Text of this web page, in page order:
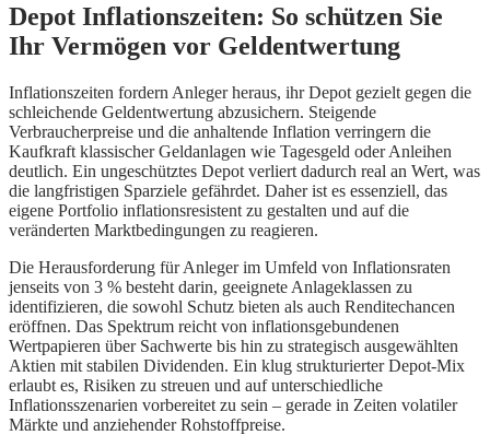
Depot Inflationszeiten: So schützen Sie
Ihr Vermögen vor Geldentwertung
Inflationszeiten fordern Anleger heraus, ihr Depot gezielt gegen die
schleichende Geldentwertung abzusichern. Steigende
Verbraucherpreise und die anhaltende Inflation verringern die
Kaufkraft klassischer Geldanlagen wie Tagesgeld oder Anleihen
deutlich. Ein ungeschütztes Depot verliert dadurch real an Wert, was
die langfristigen Sparziele gefährdet. Daher ist es essenziell, das
eigene Portfolio inflationsresistent zu gestalten und auf die
veränderten Marktbedingungen zu reagieren.
Die Herausforderung für Anleger im Umfeld von Inflationsraten
jenseits von 3 % besteht darin, geeignete Anlageklassen zu
identifizieren, die sowohl Schutz bieten als auch Renditechancen
eröffnen. Das Spektrum reicht von inflationsgebundenen
Wertpapieren über Sachwerte bis hin zu strategisch ausgewählten
Aktien mit stabilen Dividenden. Ein klug strukturierter Depot-Mix
erlaubt es, Risiken zu streuen und auf unterschiedliche
Inflationsszenarien vorbereitet zu sein – gerade in Zeiten volatiler
Märkte und anziehender Rohstoffpreise.